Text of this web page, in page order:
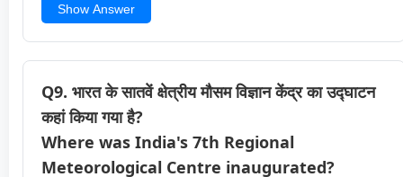
Show Answer
Q9. भारत के सातवें क्षेत्रीय मौसम विज्ञान केंद्र का उद्घाटन
कहां किया गया है?
Where was India's 7th Regional
Meteorological Centre inaugurated?